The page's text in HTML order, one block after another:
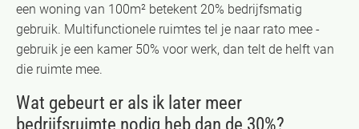
een woning van 100m² betekent 20% bedrijfsmatig
gebruik. Multifunctionele ruimtes tel je naar rato mee -
gebruik je een kamer 50% voor werk, dan telt de helft van
die ruimte mee.
Wat gebeurt er als ik later meer
bedrijfsruimte nodig heb dan de 30%?